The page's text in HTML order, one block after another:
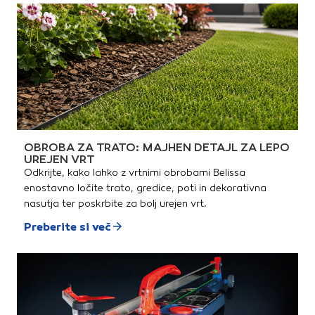
OBROBA ZA TRATO: MAJHEN DETAJL ZA LEPO
UREJEN VRT
Odkrijte, kako lahko z vrtnimi obrobami Belissa
enostavno ločite trato, gredice, poti in dekorativna
nasutja ter poskrbite za bolj urejen vrt.
Preberite si več